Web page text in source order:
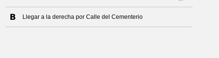
Llegar a la derecha por Calle del Cementerio